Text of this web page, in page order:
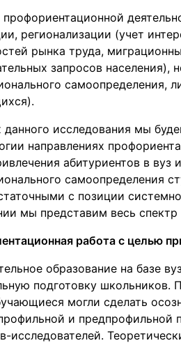
профориентационной
регионализации (учет
рынка труда,
запросов
самоопределения,
данного исследования мы
направлениях
абитуриентов в
самоопределения
с позиции
мы представим весь
работа с целью
образование на базе
подготовку школьников.
могли сделать
и предпрофильной
исследователей.